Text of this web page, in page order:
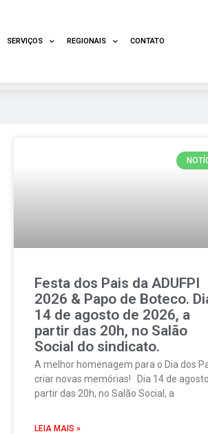
SERVIÇOS REGIONAIS CONTATO
Festa dos Pais da ADUFPI
2026 & Papo de Boteco.
14 de agosto de 2026, a
partir das 20h, no Salão
Social do sindicato.
A melhor homenagem para o Dia dos
criar novas memórias! Dia 14 de
partir das 20h, no Salão Social, a
LEIA MAIS »